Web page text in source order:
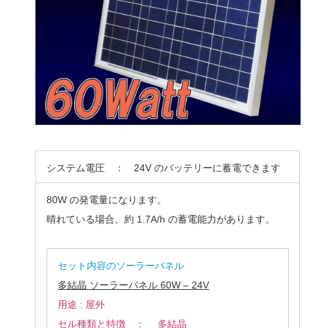
システム電圧 ： 24V のバッテリーに蓄電できます
80W の発電量になります。
晴れている場合、約 1.7A/h の蓄電能力があります。
セット内容のソーラーパネル
多結晶 ソーラーパネル 60W – 24V
用途 : 屋外
セル種類と特徴 ： 多結晶